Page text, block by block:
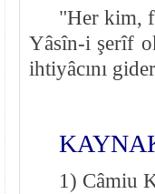
"Her kim,
Yâsîn-i şerîf
ihtiyâcını
1) Câmiu